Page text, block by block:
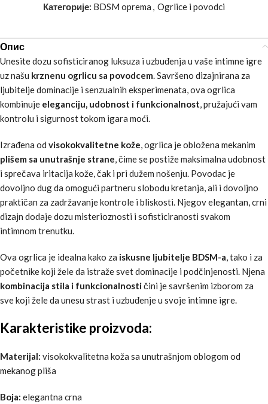
Категорије: BDSM oprema , Ogrlice i povodci
Опис
Unesite dozu sofisticiranog luksuza i uzbuđenja u vaše intimne igre
uz našu krznenu ogrlicu sa povodcem. Savršeno dizajnirana za
ljubitelje dominacije i senzualnih eksperimenata, ova ogrlica
kombinuje eleganciju, udobnost i funkcionalnost, pružajući vam
kontrolu i sigurnost tokom igara moći.
Izrađena od visokokvalitetne kože, ogrlica je obložena mekanim
plišem sa unutrašnje strane, čime se postiže maksimalna udobnost
i sprečava iritacija kože, čak i pri dužem nošenju. Povodac je
dovoljno dug da omogući partneru slobodu kretanja, ali i dovoljno
praktičan za zadržavanje kontrole i bliskosti. Njegov elegantan, crni
dizajn dodaje dozu misterioznosti i sofisticiranosti svakom
intimnom trenutku.
Ova ogrlica je idealna kako za iskusne ljubitelje BDSM-a, tako i za
početnike koji žele da istraže svet dominacije i podčinjenosti. Njena
kombinacija stila i funkcionalnostičini je savršenim izborom za
sve koji žele da unesu strast i uzbuđenje u svoje intimne igre.
Karakteristike proizvoda:
Materijal: visokokvalitetna koža sa unutrašnjom oblogom od
mekanog pliša
Boja: elegantna crna